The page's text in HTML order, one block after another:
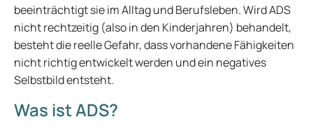
beeinträchtigt sie im Alltag und Berufsleben. Wird ADS
nicht rechtzeitig (also in den Kinderjahren) behandelt,
besteht die reelle Gefahr, dass vorhandene Fähigkeiten
nicht richtig entwickelt werden und ein negatives
Selbstbild entsteht.
Was ist ADS?